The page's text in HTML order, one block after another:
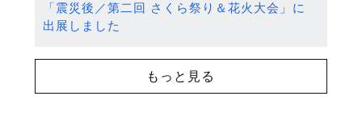
「震災後／第二回 さくら祭り＆花火大会」に
出展しました
もっと見る